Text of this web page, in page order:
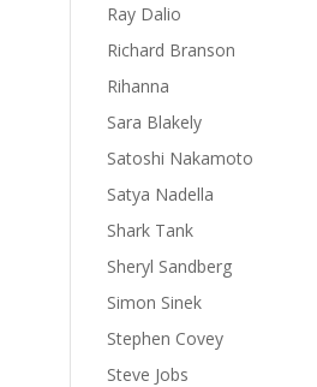
Ray Dalio
Richard Branson
Rihanna
Sara Blakely
Satoshi Nakamoto
Satya Nadella
Shark Tank
Sheryl Sandberg
Simon Sinek
Stephen Covey
Steve Jobs